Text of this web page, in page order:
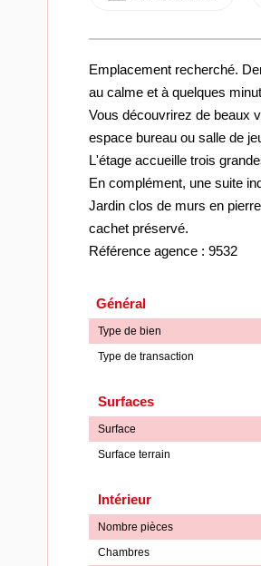
Emplacement recherché.
au calme et à quelques
Vous découvrirez de beaux
espace bureau ou salle de
L'étage accueille trois
En complément, une suite
Jardin clos de murs en
cachet préservé.
Référence agence : 9532
Général
Type de bien
Type de transaction
Surfaces
Surface
Surface terrain
Intérieur
Nombre pièces
Chambres